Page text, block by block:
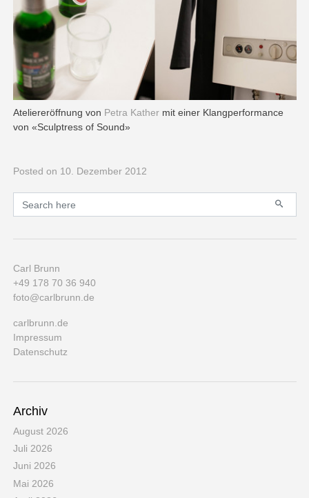
Ateliereröffnung von Petra Kathermit einer Klangperformance
von «Sculptress of Sound»
Posted on 10. Dezember 2012
Primary
Search for:
Carl Brunn
+49 178 70 36 940
foto@carlbrunn.de
carlbrunn.de
Impressum
Datenschutz
Archiv
August 2026
Juli 2026
Juni 2026
Mai 2026